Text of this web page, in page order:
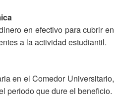
en efectivo para cubrir en
a la actividad estudiantil.
en el Comedor Universitario,
periodo que dure el beneficio.